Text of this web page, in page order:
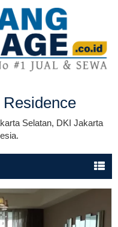
Selatan, DKI Jakarta